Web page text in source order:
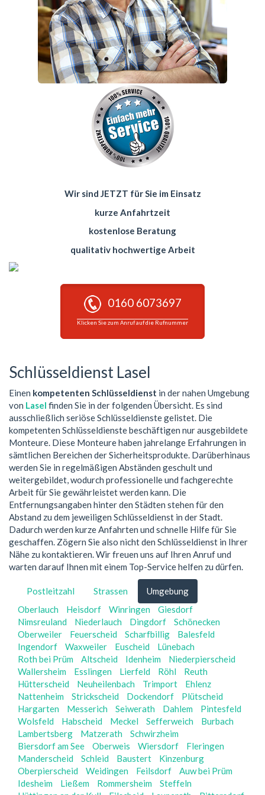
Wir sind JETZT für Sie im Einsatz
kurze Anfahrtzeit
kostenlose Beratung
qualitativ hochwertige Arbeit
0160 6073697
Klicken Sie zum Anruf auf die Rufnummer
Schlüsseldienst Lasel
Einen kompetenten Schlüsseldienst in der nahen Umgebung
von Lasel finden Sie in der folgenden Übersicht. Es sind
ausschließlich seriöse Schlüsseldienste gelistet. Die
kompetenten Schlüsseldienste beschäftigen nur ausgebildete
Monteure. Diese Monteure haben jahrelange Erfahrungen in
sämtlichen Bereichen der Sicherheitsprodukte. Darüberhinaus
werden Sie in regelmäßigen Abständen geschult und
weitergebildet, wodurch professionelle und fachgerechte
Arbeit für Sie gewährleistet werden kann. Die
Entfernungsangaben hinter den Städten stehen für den
Abstand zu dem jeweiligen Schlüsseldienst in der Stadt.
Dadurch werden kurze Anfahrten und schnelle Hilfe für Sie
geschaffen. Zögern Sie also nicht den Schlüsseldienst in Ihrer
Nähe zu kontaktieren. Wir freuen uns auf Ihren Anruf und
warten darauf Ihnen mit einem Top-Service helfen zu dürfen.
Postleitzahl Strassen
Umgebung
Oberlauch
Heisdorf Winringen
Giesdorf
Nimsreuland
Niederlauch Dingdorf
Schönecken
Oberweiler
Feuerscheid Scharfbillig
Balesfeld
Ingendorf
Waxweiler Euscheid
Lünebach
Roth bei Prüm
Altscheid Idenheim
Niederpierscheid
Wallersheim
Esslingen Lierfeld Röhl
Reuth
Hütterscheid
Neuheilenbach Trimport
Ehlenz
Nattenheim
Strickscheid Dockendorf
Plütscheid
Hargarten
Messerich Seiwerath Dahlem
Pintesfeld
Wolsfeld
Habscheid Meckel Sefferweich
Burbach
Lambertsberg
Matzerath
Schwirzheim
Biersdorf am See
Oberweis Wiersdorf
Fleringen
Manderscheid
Schleid Baustert
Kinzenburg
Oberpierscheid
Weidingen Feilsdorf
Auw bei Prüm
Idesheim
Ließem Rommersheim
Steffeln